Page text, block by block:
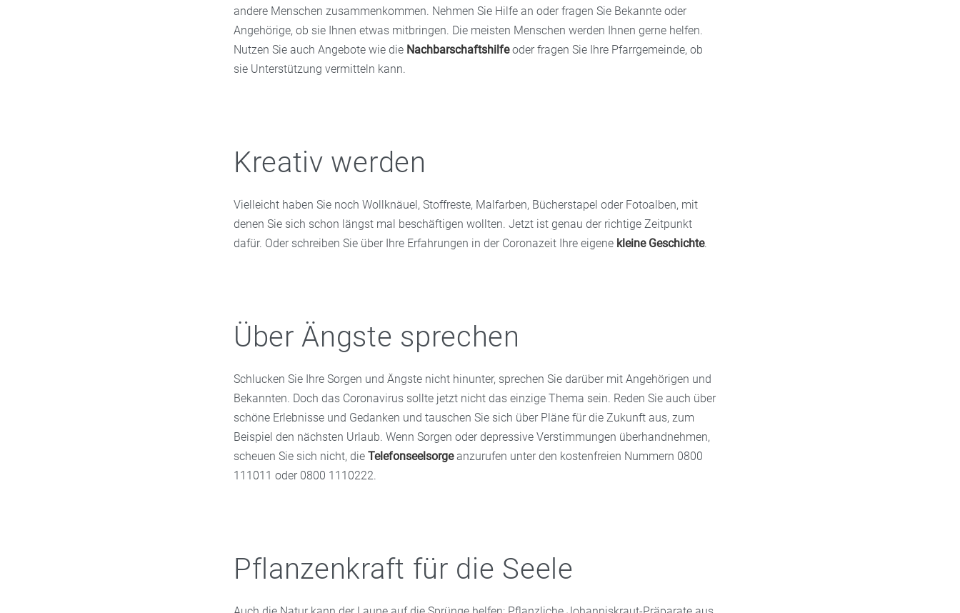
andere Menschen zusammenkommen. Nehmen Sie Hilfe an oder fragen Sie Bekannte oder
Angehörige, ob sie Ihnen etwas mitbringen. Die meisten Menschen werden Ihnen gerne helfen.
Nutzen Sie auch Angebote wie die Nachbarschaftshilfeoder fragen Sie Ihre Pfarrgemeinde, ob
sie Unterstützung vermitteln kann.
Kreativ werden
Vielleicht haben Sie noch Wollknäuel, Stoffreste, Malfarben, Bücherstapel oder Fotoalben, mit
denen Sie sich schon längst mal beschäftigen wollten. Jetzt ist genau der richtige Zeitpunkt
dafür. Oder schreiben Sie über Ihre Erfahrungen in der Coronazeit Ihre eigene kleine Geschichte.
Über Ängste sprechen
Schlucken Sie Ihre Sorgen und Ängste nicht hinunter, sprechen Sie darüber mit Angehörigen und
Bekannten. Doch das Coronavirus sollte jetzt nicht das einzige Thema sein. Reden Sie auch über
schöne Erlebnisse und Gedanken und tauschen Sie sich über Pläne für die Zukunft aus, zum
Beispiel den nächsten Urlaub. Wenn Sorgen oder depressive Verstimmungen überhandnehmen,
scheuen Sie sich nicht, die Telefonseelsorgeanzurufen unter den kostenfreien Nummern 0800
111011 oder 0800 1110222.
Pflanzenkraft für die Seele